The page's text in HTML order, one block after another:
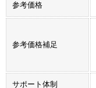
参考価格
参考価格補足
サポート体制